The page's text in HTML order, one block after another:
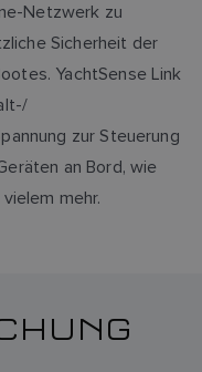
Netzwerk zu
Sicherheit der
YachtSense Link
zur Steuerung
an Bord, wie
mehr.